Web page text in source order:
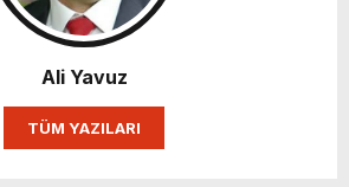
Ali Yavuz
TÜM YAZILARI